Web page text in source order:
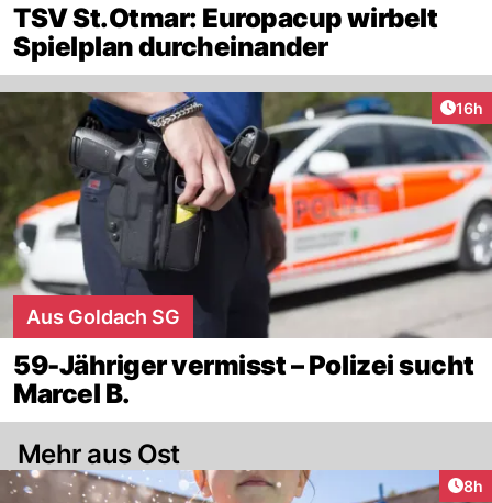
TSV St.Otmar: Europacup wirbelt
Spielplan durcheinander
16h
Aus Goldach SG
59-Jähriger vermisst – Polizei sucht
Marcel B.
Mehr aus Ost
8h